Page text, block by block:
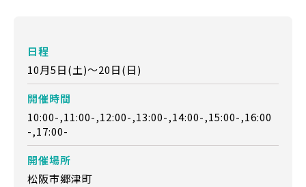
日程
10月5日(土)～20日(日)
開催時間
10:00-,11:00-,12:00-,13:00-,14:00-,15:00-,16:00
-,17:00-
開催場所
松阪市郷津町